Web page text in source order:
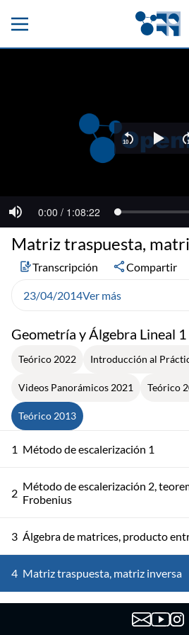
Geometría y Álgebra Lineal 1
Teórico 2022 Introducción al
Videos Panorámicos 2021 Teórico
Teórico 2013
1 Método de escalerización 1
2 Método de escalerización 2,
Frobenius
3 Álgebra de matrices, producto
4 Matriz traspuesta, matriz inversa
El espacio de n-uplas.
Matriz traspuesta,
Transcripción Compartir
23/04/2014Ver más